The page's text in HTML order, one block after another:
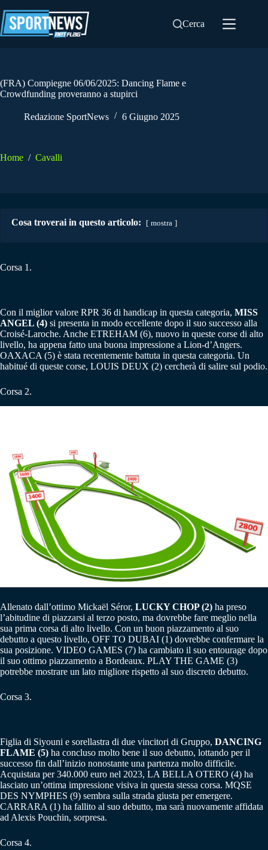
al
contenuto
Cerca
(FRA) Compiegne 06/06/2025: Dancing Flame e
Crowdfunding proveranno a stupirci
Redazione SportNews 6 Giugno 2025
Home / Cavalli
Cosa troverai in questo articolo: mostra
Corsa 1.
Con il miglior valore RPR 36 di handicap in questa categoria, MISS
ANGEL (4) si presenta in modo eccellente dopo il suo successo alla
Croisé-Laroche. Anche ETREHAM (6), nuovo in queste corse di alto
livello, ha appena fatto una buona impressione a Lion-d’Angers.
OAXACA (5) è stata recentemente battuta in questa categoria. Un
habitué di queste corse, LOUIS DEUX (2) cercherà di salire sul podio.
Corsa 2.
Allenato dall’ottimo Mickaël Séror, LUCKY CHOP (2) ha preso
l’abitudine di piazzarsi al terzo posto, ma dovrebbe fare meglio nella
sua prima corsa di alto livello. Con un buon piazzamento al suo
debutto a questo livello, OFF TO DUBAI (1) dovrebbe confermare la
sua posizione. VIDEO GAMES (7) ha cambiato il suo entourage dopo
il suo ottimo piazzamento a Bordeaux. PLAY THE GAME (3)
potrebbe mostrare un lato migliore rispetto al suo discreto debutto.
Corsa 3.
Figlia di Siyouni e sorellastra di due vincitori di Gruppo, DANCING
FLAME (5) ha concluso molto bene il suo debutto, lottando per il
successo fin dall’inizio nonostante una partenza molto difficile.
Acquistata per 340.000 euro nel 2023, LA BELLA OTERO (4) ha
lasciato un’ottima impressione visiva in questa stessa corsa. MQSE
DES NYMPHES (9) sembra sulla strada giusta per emergere.
CARRARA (1) ha fallito al suo debutto, ma sarà nuovamente affidata
ad Alexis Pouchin, sorpresa.
Corsa 4.